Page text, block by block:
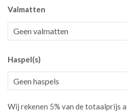
Valmatten
Haspel(s)
Wij rekenen 5% van de totaalprijs